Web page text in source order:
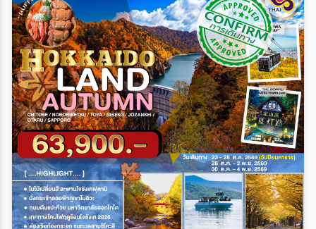
โซน
ประเทศ
เมือง
สายการบิน
ตั้งแต่วันที่